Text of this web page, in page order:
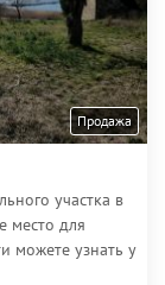
Продажа
участка в
место для
можете узнать у